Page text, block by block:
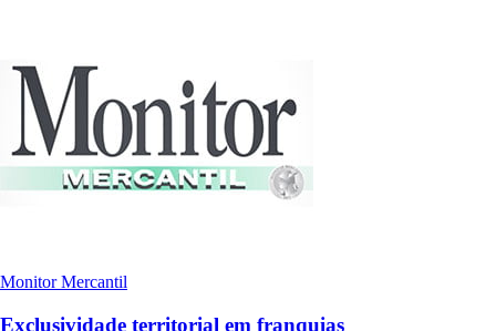
Monitor Mercantil
Exclusividade territorial em franquias